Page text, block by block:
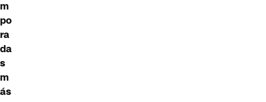
m
po
ra
da
s
m
ás